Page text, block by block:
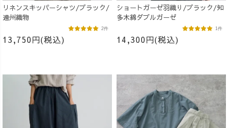
リネンスキッパーシャツ/ブラック/
遠州織物
13,750円(税込)
2件
ショートガーゼ羽織り/ブラック/知
多木綿ダブルガーゼ
14,300円(税込)
1件